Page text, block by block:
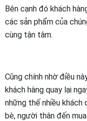
Bên cạnh đó khách
các sản phẩm của
cùng tận tâm.
Cũng chính nhờ điều
khách hàng quay lại
những thế nhiều khách
bè, người thân đến